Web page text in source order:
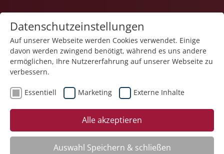
1
Veranstaltung "Geprüfte Fachkraft zur Arbeits- und
Berufsförderung (GFAB) in Werkstätten für
Menschen mit Behinderung oder psychischer
Erkrankung / Aufbaukurs" (Nr. 01) wurde in den
Warenkorb gelegt.
Datenschutzeinstellungen
Auf unserer Webseite werden Cookies verwendet. Einige
davon werden zwingend benötigt, während es uns andere
ermöglichen, Ihre Nutzererfahrung auf unserer Webseite zu
verbessern.
Essentiell Marketing Externe Inhalte
Alle akzeptieren
Auswahl Speichern & schließen